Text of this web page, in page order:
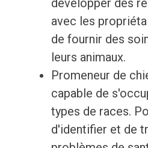
développer des
avec les
de fournir des
leurs animaux.
Promeneur de
capable de
types de races.
d'identifier et de